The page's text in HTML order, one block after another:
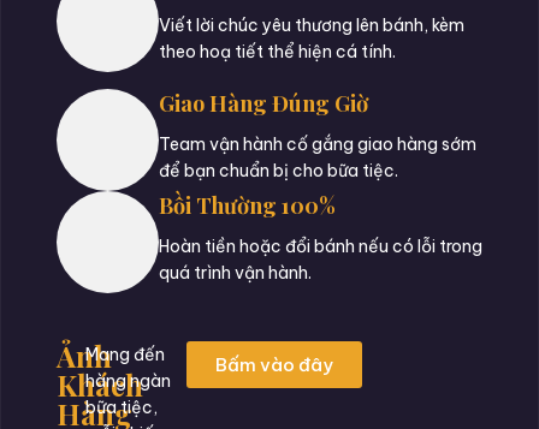
Viết lời chúc yêu thương lên bánh, kèm
theo hoạ tiết thể hiện cá tính.
Giao Hàng Đúng Giờ
Team vận hành cố gắng giao hàng sớm
để bạn chuẩn bị cho bữa tiệc.
Bồi Thường 100%
Hoàn tiền hoặc đổi bánh nếu có lỗi trong
quá trình vận hành.
Ảnh
Khách
Hàng
Mang đến
hàng ngàn
bữa tiệc,
Bấm vào đây